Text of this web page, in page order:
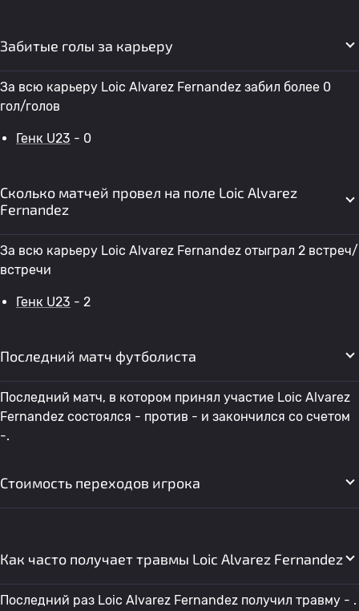
Забитые голы за карьеру
За всю карьеру Loic Alvarez Fernandez забил более 0
гол/голов
Генк U23 - 0
Сколько матчей провел на поле Loic Alvarez
Fernandez
За всю карьеру Loic Alvarez Fernandez отыграл 2 встреч/
встречи
Генк U23 - 2
Последний матч футболиста
Последний матч, в котором принял участие Loic Alvarez
Fernandez состоялся - против - и закончился со счетом
-.
Стоимость переходов игрока
Как часто получает травмы Loic Alvarez Fernandez
Последний раз Loic Alvarez Fernandez получил травму - .